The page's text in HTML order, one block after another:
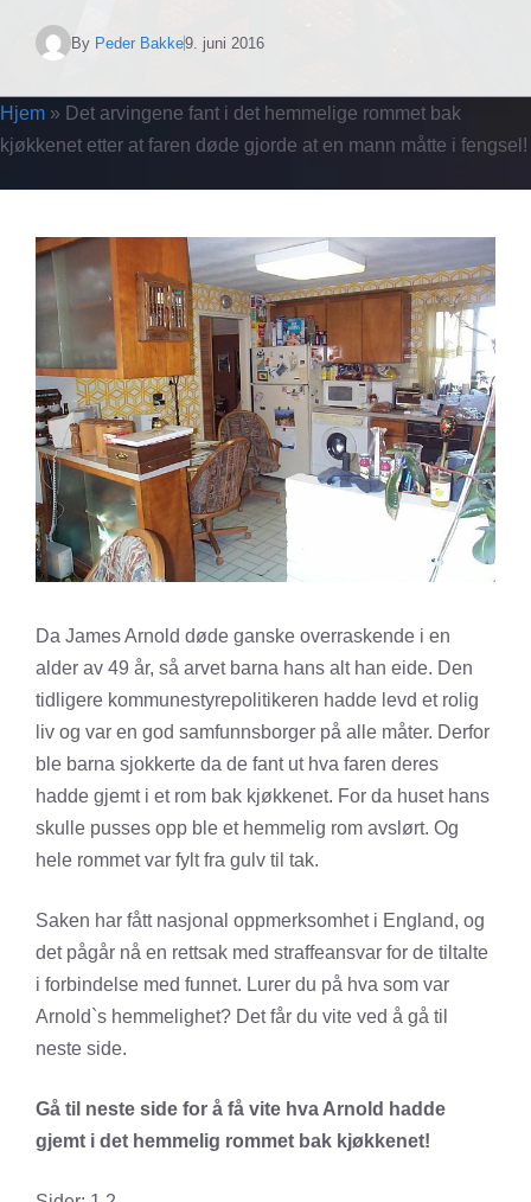
By Peder Bakke9. juni 2016
Hjem » Det arvingene fant i det hemmelige rommet bak
kjøkkenet etter at faren døde gjorde at en mann måtte i fengsel!
Da James Arnold døde ganske overraskende i en
alder av 49 år, så arvet barna hans alt han eide. Den
tidligere kommunestyrepolitikeren hadde levd et rolig
liv og var en god samfunnsborger på alle måter. Derfor
ble barna sjokkerte da de fant ut hva faren deres
hadde gjemt i et rom bak kjøkkenet. For da huset hans
skulle pusses opp ble et hemmelig rom avslørt. Og
hele rommet var fylt fra gulv til tak.
Saken har fått nasjonal oppmerksomhet i England, og
det pågår nå en rettsak med straffeansvar for de tiltalte
i forbindelse med funnet. Lurer du på hva som var
Arnold`s hemmelighet? Det får du vite ved å gå til
neste side.
Gå til neste side for å få vite hva Arnold hadde
gjemt i det hemmelig rommet bak kjøkkenet!